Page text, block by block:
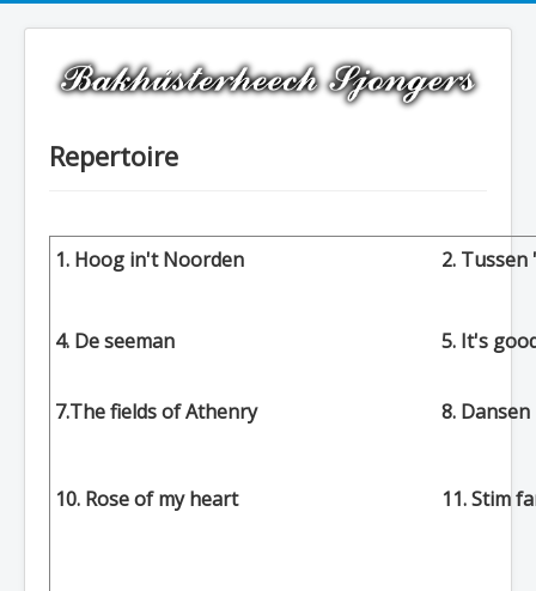
Repertoire
1. Hoog in't Noorden 2.
4. De seeman 5. It's
7.The fields of Athenry 8.
10. Rose of my heart 11. Stim